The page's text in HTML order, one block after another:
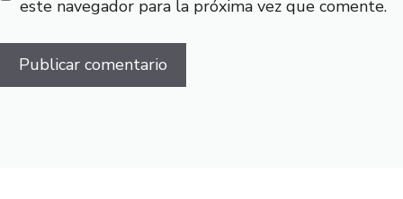
este navegador para la próxima vez que comente.